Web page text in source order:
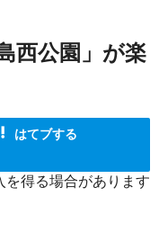
西公園」が楽
はてブする
を得る場合があります